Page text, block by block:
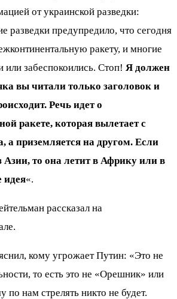
от украинской разведки:
разведки предупредило, что сегодня
ракету, и многие
или забеспокоились. Стоп! Я должен
вы читали только заголовок и
Речь идет о
ракете, которая вылетает с
а приземляется на другом. Если
Азии, то она летит в Африку или в
идея«.
рассказал на
кому угрожает Путин: «Это не
то есть это не «Орешник» или
по нам стрелять никто не будет.